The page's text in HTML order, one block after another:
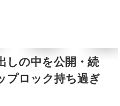
しの中を公開・続
プロック持ち過ぎ